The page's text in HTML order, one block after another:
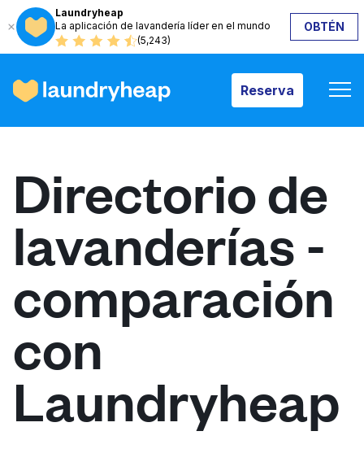
Laundryheap
La aplicación de lavandería líder en el mundo
(5,243)
OBTÉN
Reserva
Reserva
Cómo funciona
Precios y servicios
Quiénes somos
Para las empresas
Iniciar sesión
Directorio de
lavanderías -
comparación
con
Laundryheap